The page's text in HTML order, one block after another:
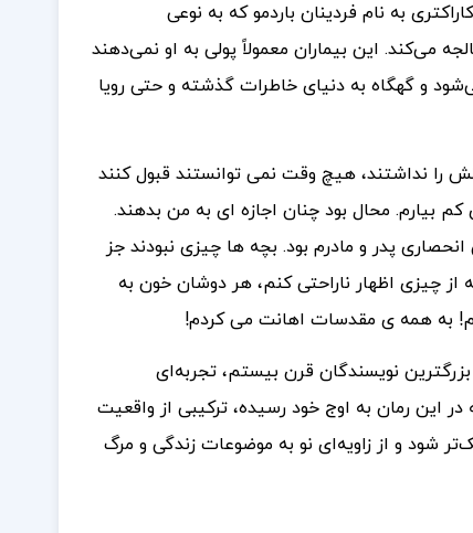
به نام فردینان باردمو که به نوعی
می‌کند. این بیماران معمولاً پولی به او نمی‌دهند
و گهگاه به دنیای خاطرات گذشته و حتی رویا
را نداشتند، هیچ وقت نمی توانستند قبول کنند
بیارم. محال بود چنان اجازه ای به من بدهند.
پدر و مادرم بود. بچه ها چیزی نبودند جز
اظهار ناراحتی کنم، هر دوشان خون به
به همه ی مقدسات اهانت می کردم!
نویسندگان قرن بیستم، تجربه‌ای
رمان به اوج خود رسیده، ترکیبی از واقعیت
شود و از زاویه‌ای نو به موضوعات زندگی و مرگ